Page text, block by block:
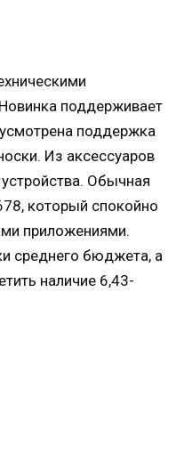
поддерживает
поддержка
Из аксессуаров
Обычная
который спокойно
приложениями.
среднего бюджета, а
наличие 6,43-